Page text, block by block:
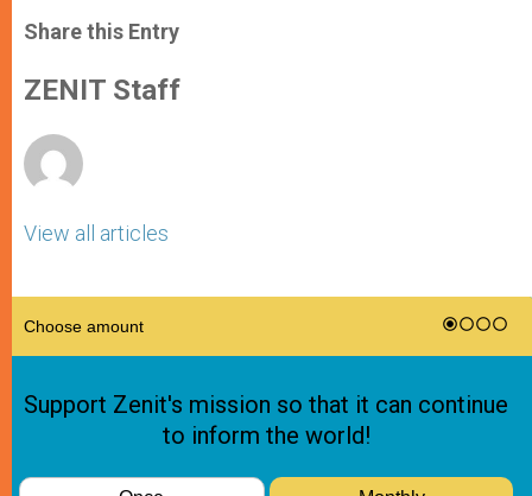
t
s
p
p
s
e
g
e
e
b
o
k
Share this Entry
ZENIT Staff
View all articles